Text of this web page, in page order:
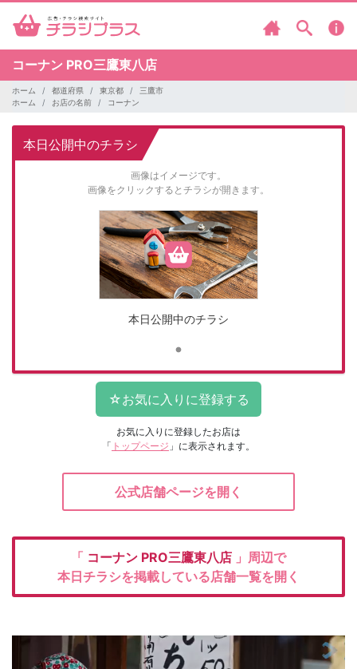
コーナン PRO三鷹東八店
ホーム 都道府県 東京都
三鷹市
ホーム
お店の名前 コーナン
本日公開中のチラシ
画像はイメージです。
画像をクリックするとチラシが開きます。
本日公開中のチラシ
お気に入りに登録したお店は
「 トップページ 」に表示されます。
公式店舗ページを開く
「 コーナン PRO三鷹東八店 」周辺で
本日チラシを掲載している店舗一覧を開く